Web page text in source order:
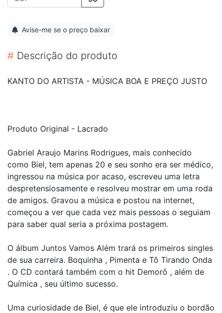
Avise-me se o preço baixar
# Descrição do produto
KANTO DO ARTISTA - MÚSICA BOA E PREÇO JUSTO
Produto Original - Lacrado
Gabriel Araujo Marins Rodrigues, mais conhecido
como Biel, tem apenas 20 e seu sonho era ser médico,
ingressou na música por acaso, escreveu uma letra
despretensiosamente e resolveu mostrar em uma roda
de amigos. Gravou a música e postou na internet,
começou a ver que cada vez mais pessoas o seguiam
para saber qual seria a próxima postagem.
O álbum Juntos Vamos Além trará os primeiros singles
de sua carreira. Boquinha , Pimenta e Tô Tirando Onda
. O CD contará também com o hit Demorô , além de
Química , seu último sucesso.
Uma curiosidade de Biel, é que ele introduziu o bordão